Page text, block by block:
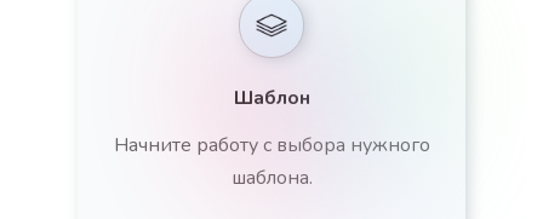
Шаблон
Начните работу с выбора нужного
шаблона.